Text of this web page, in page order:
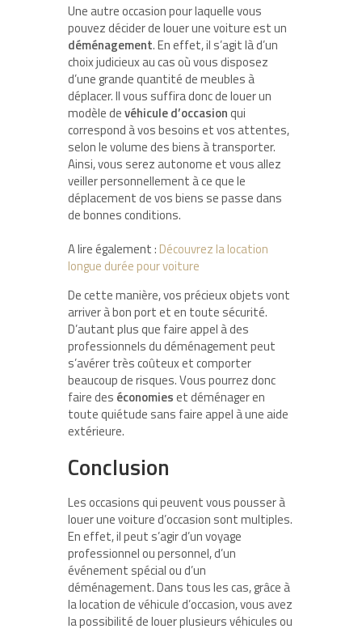
Une autre occasion pour laquelle vous
pouvez décider de louer une voiture est un
déménagement. En effet, il s’agit là d’un
choix judicieux au cas où vous disposez
d’une grande quantité de meubles à
déplacer. Il vous suffira donc de louer un
modèle devéhicule d’occasionqui
correspond à vos besoins et vos attentes,
selon le volume des biens à transporter.
Ainsi, vous serez autonome et vous allez
veiller personnellement à ce que le
déplacement de vos biens se passe dans
de bonnes conditions.
A lire également : Découvrez la location
longue durée pour voiture
De cette manière, vos précieux objets vont
arriver à bon port et en toute sécurité.
D’autant plus que faire appel à des
professionnels du déménagement peut
s’avérer très coûteux et comporter
beaucoup de risques. Vous pourrez donc
faire des économieset déménager en
toute quiétude sans faire appel à une aide
extérieure.
Conclusion
Les occasions qui peuvent vous pousser à
louer une voiture d’occasion sont multiples.
En effet, il peut s’agir d’un voyage
professionnel ou personnel, d’un
événement spécial ou d’un
déménagement. Dans tous les cas, grâce à
la location de véhicule d’occasion, vous avez
la possibilité de louer plusieurs véhicules ou